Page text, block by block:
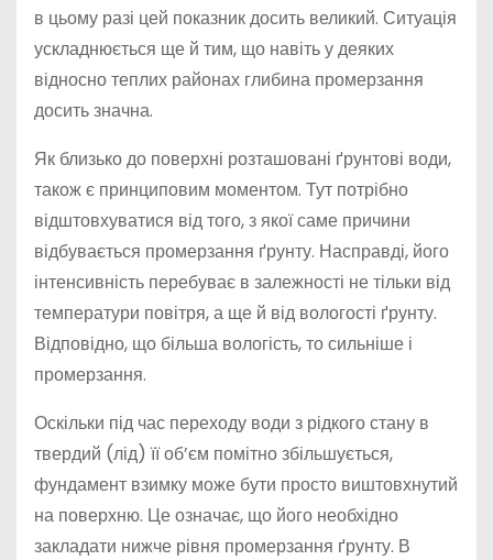
в цьому разі цей показник досить великий. Ситуація
ускладнюється ще й тим, що навіть у деяких
відносно теплих районах глибина промерзання
досить значна.
Як близько до поверхні розташовані ґрунтові води,
також є принциповим моментом. Тут потрібно
відштовхуватися від того, з якої саме причини
відбувається промерзання ґрунту. Насправді, його
інтенсивність перебуває в залежності не тільки від
температури повітря, а ще й від вологості ґрунту.
Відповідно, що більша вологість, то сильніше і
промерзання.
Оскільки під час переходу води з рідкого стану в
твердий (лід) її об’єм помітно збільшується,
фундамент взимку може бути просто виштовхнутий
на поверхню. Це означає, що його необхідно
закладати нижче рівня промерзання ґрунту. В